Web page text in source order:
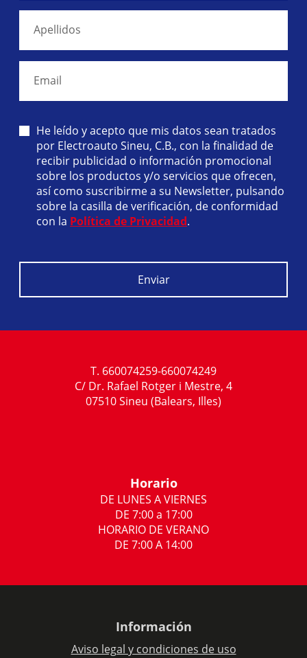
Apellidos
Email
He leído y acepto que mis datos sean tratados
por Electroauto Sineu, C.B., con la finalidad de
recibir publicidad o información promocional
sobre los productos y/o servicios que ofrecen,
así como suscribirme a su Newsletter, pulsando
sobre la casilla de verificación, de conformidad
con la Política de Privacidad.
Enviar
T. 660074259-660074249
C/ Dr. Rafael Rotger i Mestre, 4
07510 Sineu (Balears, Illes)
Horario
DE LUNES A VIERNES
DE 7:00 a 17:00
HORARIO DE VERANO
DE 7:00 A 14:00
Información
Aviso legal y condiciones de uso